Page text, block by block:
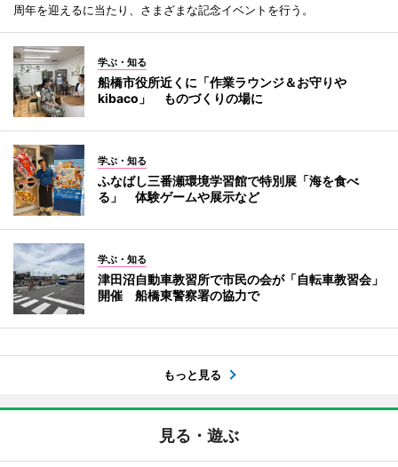
周年を迎えるに当たり、さまざまな記念イベントを行う。
学ぶ・知る
船橋市役所近くに「作業ラウンジ＆お守りや
kibaco」 ものづくりの場に
学ぶ・知る
ふなばし三番瀬環境学習館で特別展「海を食べ
る」 体験ゲームや展示など
学ぶ・知る
津田沼自動車教習所で市民の会が「自転車教習会」
開催 船橋東警察署の協力で
もっと見る
見る・遊ぶ